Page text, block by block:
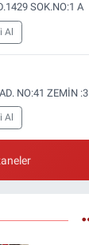
SOK.NO:1 A
Al
NO:41 ZEMİN :3
Al